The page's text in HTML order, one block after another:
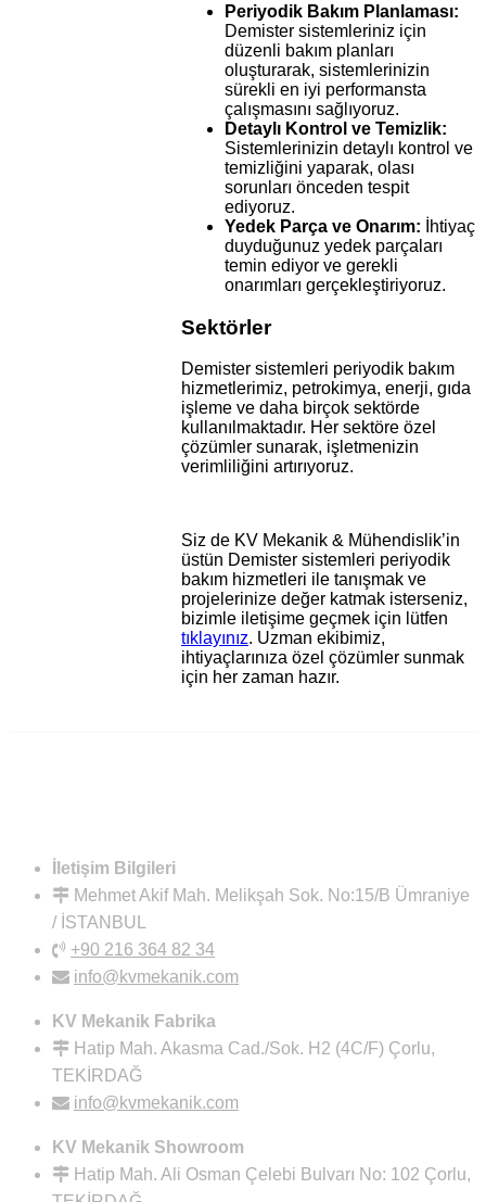
Periyodik Bakım Planlaması:
Demister sistemleriniz için
düzenli bakım planları
oluşturarak, sistemlerinizin
sürekli en iyi performansta
çalışmasını sağlıyoruz.
Detaylı Kontrol ve Temizlik:
Sistemlerinizin detaylı kontrol ve
temizliğini yaparak, olası
sorunları önceden tespit
ediyoruz.
Yedek Parça ve Onarım: İhtiyaç
duyduğunuz yedek parçaları
temin ediyor ve gerekli
onarımları gerçekleştiriyoruz.
Sektörler
Demister sistemleri periyodik bakım
hizmetlerimiz, petrokimya, enerji, gıda
işleme ve daha birçok sektörde
kullanılmaktadır. Her sektöre özel
çözümler sunarak, işletmenizin
verimliliğini artırıyoruz.
Siz de KV Mekanik & Mühendislik’in
üstün Demister sistemleri periyodik
bakım hizmetleri ile tanışmak ve
projelerinize değer katmak isterseniz,
bizimle iletişime geçmek için lütfen
tıklayınız. Uzman ekibimiz,
ihtiyaçlarınıza özel çözümler sunmak
için her zaman hazır.
İletişim Bilgileri
Mehmet Akif Mah. Melikşah Sok. No:15/B Ümraniye
/ İSTANBUL
+90 216 364 82 34
info@kvmekanik.com
KV Mekanik Fabrika
Hatip Mah. Akasma Cad./Sok. H2 (4C/F) Çorlu,
TEKİRDAĞ
info@kvmekanik.com
KV Mekanik Showroom
Hatip Mah. Ali Osman Çelebi Bulvarı No: 102 Çorlu,